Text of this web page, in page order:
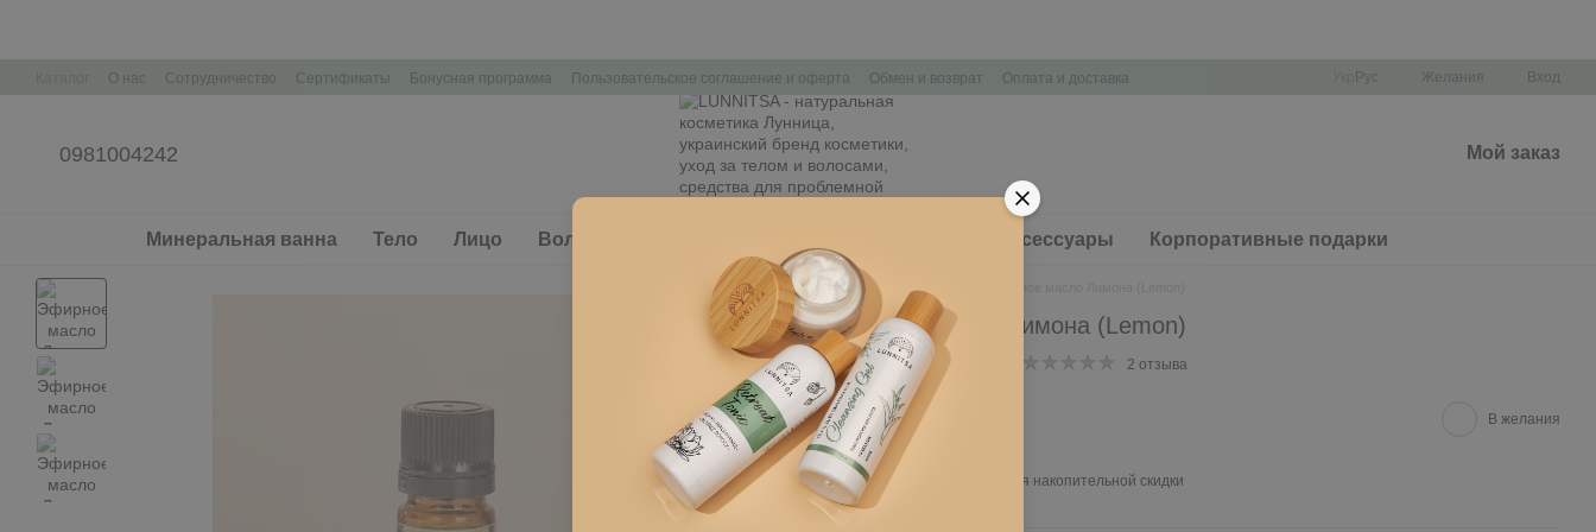
О нас Сотрудничество Сертификаты Бонусная программа Пользовательское соглашение и оферта Обмен и возврат
Оплата и доставка
Рус Желания Вход
0981004242 Мой заказ
Минеральная ванна Тело Лицо Волосы Аксессуары Корпоративные подарки
Главная Здоровье
Эфирное масло Лимона (Lemon)
В наличии Артикул: L103 2 отзыва
135 грн В желания
% Войти для отображения накопительной скидки